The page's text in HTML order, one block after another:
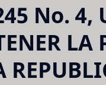
No. 4,
LA